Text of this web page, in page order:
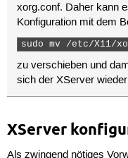
xorg.conf. Daher kann
Konfiguration mit dem
sudo mv /etc/X11/
zu verschieben und
sich der XServer
XServer
Als zwingend nötiges